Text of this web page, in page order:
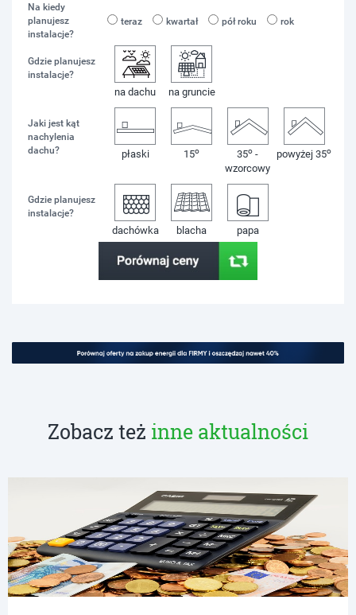
Na kiedy
planujesz
instalacje?
teraz kwartał pół roku rok
Gdzie planujesz
instalacje?
na dachu na gruncie
Jaki jest kąt
nachylenia
dachu?
płaski 15o 35o -
wzorcowy
powyżej 35o
Gdzie planujesz
instalacje?
dachówka blacha papa
Zobacz też inne aktualności